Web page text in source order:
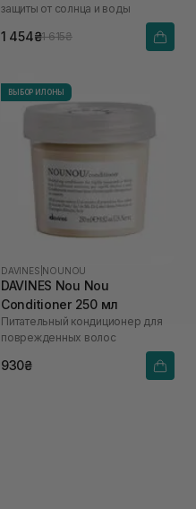
защиты от солнца и воды
1 454₴1 615₴
ВЫБОР ИЛОНЫ
DAVINES NOUNOU
DAVINES Nou Nou
Conditioner 250 мл
Питательный кондиционер для
поврежденных волос
930₴